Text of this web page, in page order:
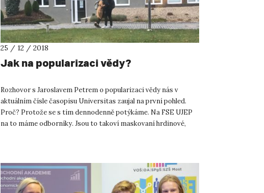
25 / 12 / 2018
Jak na popularizaci vědy?
Rozhovor s Jaroslavem Petrem o popularizaci vědy nás v
aktuálním čísle časopisu Universitas zaujal na první pohled.
Proč? Protože se s tím dennodenně potýkáme. Na FSE UJEP
na to máme odborníky. Jsou to takoví maskovaní hrdinové,